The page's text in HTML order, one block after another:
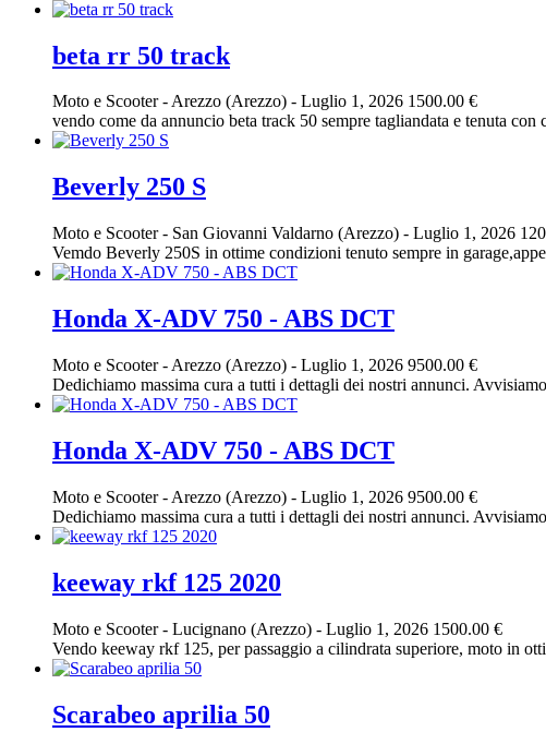
beta rr 50 track
Moto e Scooter-Arezzo (Arezzo) - Luglio 1, 2026 1500.00 €
vendo come da annuncio beta track 50 sempre tagliandata e tenuta
Beverly 250 S
Moto e Scooter- San Giovanni Valdarno (Arezzo) - Luglio 1, 2026
Vemdo Beverly 250S in ottime condizioni tenuto sempre in
Honda X-ADV 750 - ABS DCT
Moto e Scooter- Arezzo (Arezzo) - Luglio 1, 2026 9500.00 €
Dedichiamo massima cura a tutti i dettagli dei nostri annunci.
Honda X-ADV 750 - ABS DCT
Moto e Scooter- Arezzo (Arezzo) - Luglio 1, 2026 9500.00 €
Dedichiamo massima cura a tutti i dettagli dei nostri annunci.
keeway rkf 125 2020
Moto e Scooter- Lucignano (Arezzo) - Luglio 1, 2026 1500.00 €
Vendo keeway rkf 125, per passaggio a cilindrata superiore, moto in
Scarabeo aprilia 50